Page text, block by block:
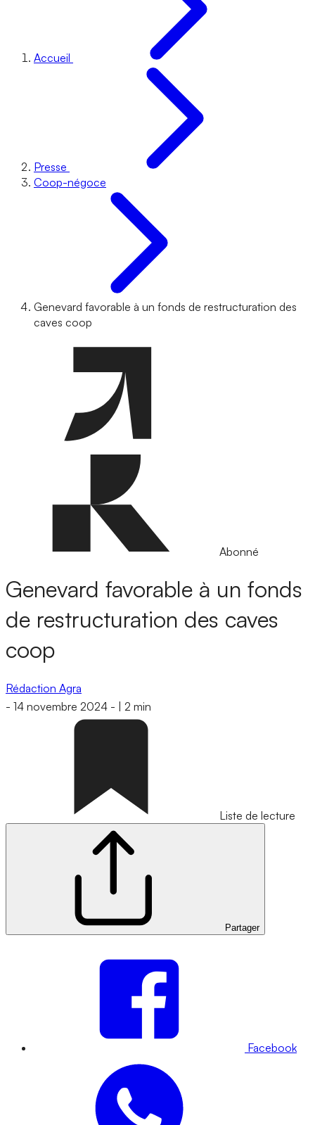
Accueil
Presse
Coop-négoce
Genevard favorable à un fonds de restructuration des
caves coop
Abonné
Genevard favorable à un fonds
de restructuration des caves
coop
Rédaction Agra
- 14 novembre 2024 - 2 min
Liste de lecture
Partager
Facebook